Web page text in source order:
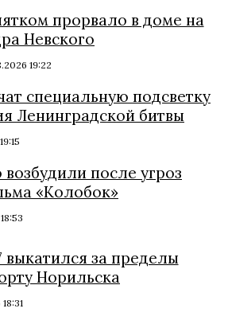
прорвало в доме на
Невского
19:22
специальную подсветку
Ленинградской битвы
после угроз
«Колобок»
выкатился за пределы
Норильска